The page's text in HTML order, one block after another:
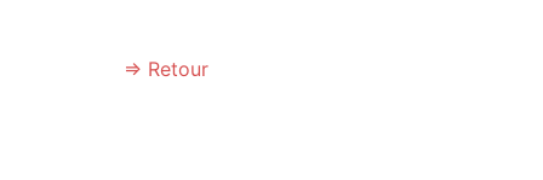
⇒ Retour